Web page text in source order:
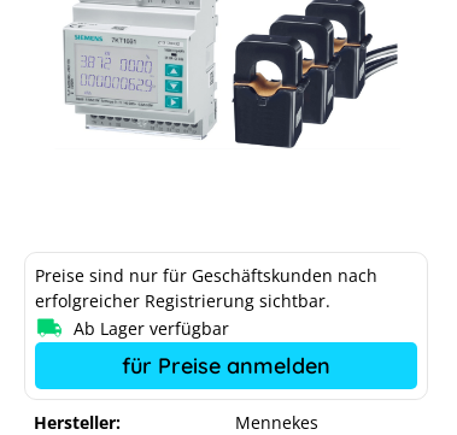
Hersteller:
Mennekes
Preise sind nur für Geschäftskunden nach
erfolgreicher Registrierung sichtbar.
Ab Lager verfügbar
für Preise anmelden